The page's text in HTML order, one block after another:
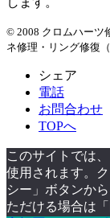
© 2008 クロムハーツ
ネ修理・リング修復
シェア
電話
お問合わせ
TOPへ
このサイトでは
使用されます。
シー」ボタンか
ただける場合は